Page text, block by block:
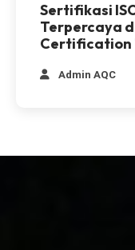
Sertifikasi
Terpercaya
Certification
Admin AQC